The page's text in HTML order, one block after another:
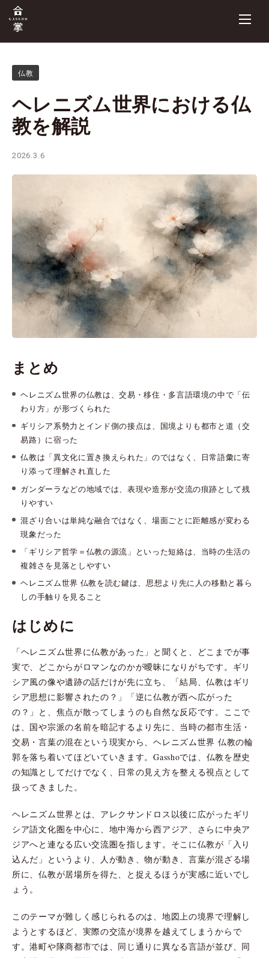
仏教
ヘレニズム世界における仏
教を解説
2026.3.6
まとめ
ヘレニズム世界の仏教は、交易・移住・多言語環境の中で「伝
わり方」が形づくられた
ギリシア系勢力とインド側の接点は、国境よりも都市と道（交
易路）に宿った
仏教は「異文化に置き換えられた」のではなく、日常語彙に寄
り添って理解され直した
ガンダーラなどの地域では、表現や造形が交流の痕跡として残
りやすい
混ざり合いは単純な融合ではなく、場面ごとに距離感が変わる
現象だった
「ギリシア哲学＝仏教の源流」といった短絡は、当時の生活の
複雑さを見落としやすい
ヘレニズム世界 仏教を読む鍵は、思想より先に人の移動と暮ら
しの手触りを見ること
はじめに
「ヘレニズム世界に仏教があった」と聞くと、どこまでが事
実で、どこからがロマンなのかが曖昧になりがちです。ギリ
シア風の像や遺跡の話だけが先に立ち、「結局、仏教はギリ
シア思想に影響されたの？」「逆に仏教が西へ広がった
の？」と、焦点が散ってしまうのも自然な反応です。ここで
は、国や宗派の名前を暗記するより先に、当時の都市生活・
交易・言葉の混在という現実から、ヘレニズム世界 仏教の輪
郭を落ち着いてほどいていきます。Gasshoでは、仏教を歴史
の知識としてだけでなく、日常の見え方を整える視点として
扱ってきました。
ヘレニズム世界とは、アレクサンドロス以後に広がったギリ
シア語文化圏を中心に、地中海から西アジア、さらに中央ア
ジアへと連なる広い交流圏を指します。そこに仏教が「入り
込んだ」というより、人が動き、物が動き、言葉が混ざる場
所に、仏教が居場所を得た、と捉えるほうが実感に近いでし
ょう。
このテーマが難しく感じられるのは、地図上の境界で理解し
ようとするほど、実際の交流が境界を越えてしまうからで
す。港町や隊商都市では、同じ通りに異なる言語が並び、同